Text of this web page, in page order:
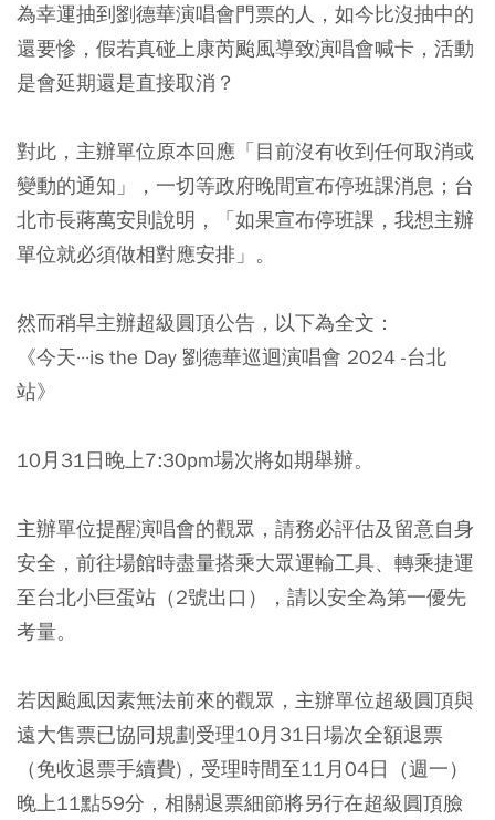
為幸運抽到劉德華演唱會門票的人，如今比沒抽中的
還要慘，假若真碰上康芮颱風導致演唱會喊卡，活動
是會延期還是直接取消？
對此，主辦單位原本回應「目前沒有收到任何取消或
變動的通知」，一切等政府晚間宣布停班課消息；台
北市長蔣萬安則說明，「如果宣布停班課，我想主辦
單位就必須做相對應安排」。
然而稍早主辦超級圓頂公告，以下為全文：
《今天···is the Day 劉德華巡迴演唱會 2024 -台北
站》
10月31日晚上7:30pm場次將如期舉辦。
主辦單位提醒演唱會的觀眾，請務必評估及留意自身
安全，前往場館時盡量搭乘大眾運輸工具、轉乘捷運
至台北小巨蛋站（2號出口），請以安全為第一優先
考量。
若因颱風因素無法前來的觀眾，主辦單位超級圓頂與
遠大售票已協同規劃受理10月31日場次全額退票
（免收退票手續費)，受理時間至11月04日（週一）
晚上11點59分，相關退票細節將另行在超級圓頂臉